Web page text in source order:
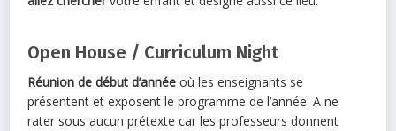
Open House / Curriculum Night
Réunion de début d’année où les enseignants se
présentent et exposent le programme de l’année. A ne
rater sous aucun prétexte car les professeurs donnent